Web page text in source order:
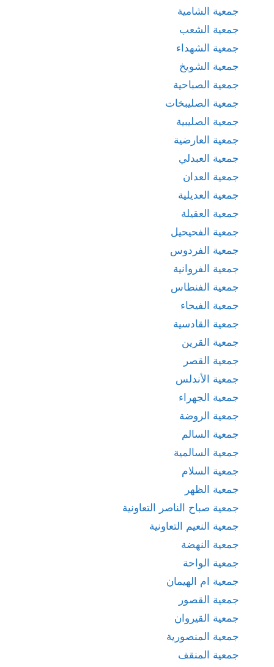
جمعية الشامية
جمعية الشعب
جمعية الشهداء
جمعية الشويخ
جمعية الصباحية
جمعية الصليبخات
جمعية الصليبية
جمعية العارضية
جمعية العبدلي
جمعية العدان
جمعية العديلية
جمعية العقيلة
جمعية الفحيحيل
جمعية الفردوس
جمعية الفروانية
جمعية الفنطاس
جمعية الفيحاء
جمعية القادسية
جمعية القرين
جمعية القصر
جمعية الأندلس
جمعية الجهراء
جمعية الروضة
جمعية السالم
جمعية السالمية
جمعية السلام
جمعية الظهر
جمعية صباح الناصر التعاونية
جمعية النعيم التعاونية
جمعية النهضة
جمعية الواحة
جمعية ام الهيمان
جمعية القصور
جمعية القيروان
جمعية المنصورية
جمعية المنقف